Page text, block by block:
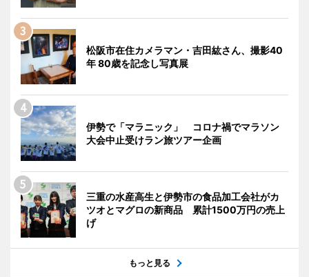
松阪市在住カメラマン・吉田紘さん、撮影40
年 80歳を記念し写真展
伊勢で「マラニック」 コロナ禍でマラソン
大会中止受けラン旅ツアー企画
三重の水産高生と伊勢市の食品加工会社がカ
ツオとマグロの新商品 累計1500万円の売上
げ
もっと見る